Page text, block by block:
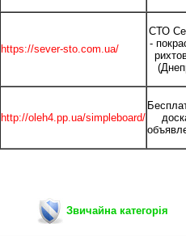
https://sever-sto.com.ua/
СТО
-
http://oleh4.pp.ua/simpleboard/
Звичайна категорія